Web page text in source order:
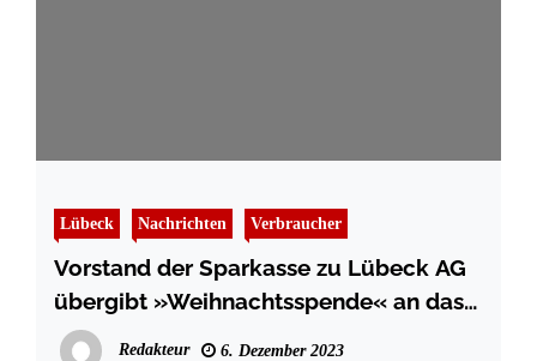
Lübeck Nachrichten Verbraucher
Vorstand der Sparkasse zu Lübeck AG
übergibt »Weihnachtsspende« an das
Theater Lübeck Lübeck
Redakteur 6. Dezember 2023